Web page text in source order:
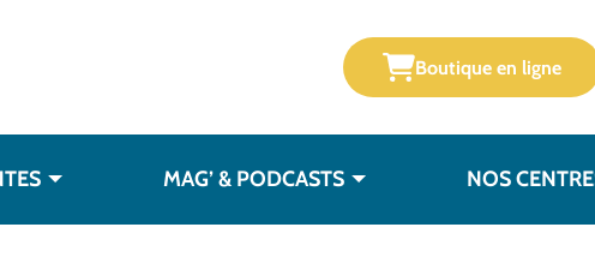
Boutique en ligne
MAG’ & PODCASTS NOS